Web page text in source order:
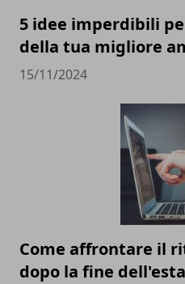
5 idee imperdibili
della tua migliore
15/11/2024
Come affrontare il
dopo la fine